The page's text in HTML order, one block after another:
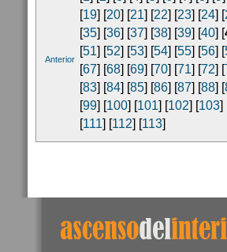
Anterior
[19] [20] [21] [22] [23] [24] [
[35] [36] [37] [38] [39] [40] [
[51] [52] [53] [54] [55] [56] [
[67] [68] [69] [70] [71] [72] [
[83] [84] [85] [86] [87] [88] [
[99] [100] [101] [102] [103]
[111] [112] [113]